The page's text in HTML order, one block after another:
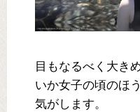
目もなるべく大き
いか女子の頃のほ
気がします。